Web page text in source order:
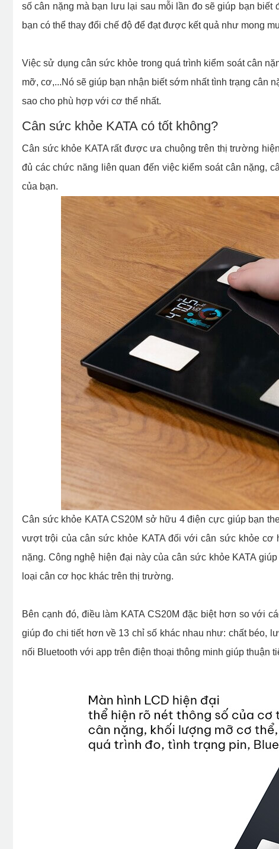
số cân nặng mà bạn lưu lại sau mỗi lần đo sẽ giúp bạn
bạn có thể thay đổi chế độ để đạt được kết quả như mong
Việc sử dụng cân sức khỏe trong quá trình kiểm soát cân
mỡ, cơ,...Nó sẽ giúp bạn nhận biết sớm nhất tình trạng cân
sao cho phù hợp với cơ thể nhất.
Cân sức khỏe KATA có tốt không?
Cân sức khỏe KATA rất được ưa chuộng trên thị trường
đủ các chức năng liên quan đến việc kiểm soát cân nặng,
của bạn.
Cân sức khỏe KATA CS20M sở hữu 4 điện cực giúp bạn
vượt trội của cân sức khỏe KATA đối với cân sức khỏe
nặng. Công nghệ hiện đại này của cân sức khỏe KATA
loại cân cơ học khác trên thị trường.
Bên cạnh đó, điều làm KATA CS20M đặc biệt hơn so với
giúp đo chi tiết hơn về 13 chỉ số khác nhau như: chất béo,
nối Bluetooth với app trên điện thoại thông minh giúp thuận